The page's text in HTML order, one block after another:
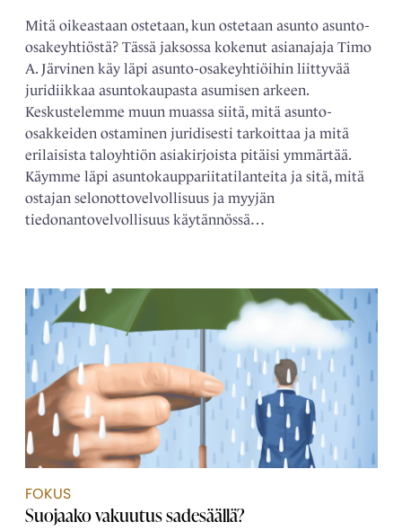
Mitä oikeastaan ostetaan, kun ostetaan asunto asunto-
osakeyhtiöstä? Tässä jaksossa kokenut asianajaja Timo
A. Järvinen käy läpi asunto-osakeyhtiöihin liittyvää
juridiikkaa asuntokaupasta asumisen arkeen.
Keskustelemme muun muassa siitä, mitä asunto-
osakkeiden ostaminen juridisesti tarkoittaa ja mitä
erilaisista taloyhtiön asiakirjoista pitäisi ymmärtää.
Käymme läpi asuntokauppariitatilanteita ja sitä, mitä
ostajan selonottovelvollisuus ja myyjän
tiedonantovelvollisuus käytännössä…
FOKUS
Suojaako vakuutus sadesäällä?